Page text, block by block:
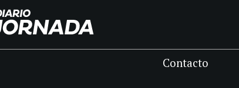
Contacto